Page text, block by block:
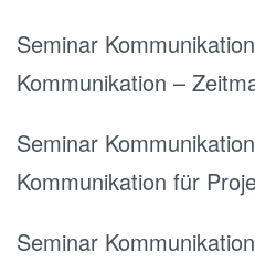
Seminar
Kommunikation –
Seminar
Kommunikation für
Seminar